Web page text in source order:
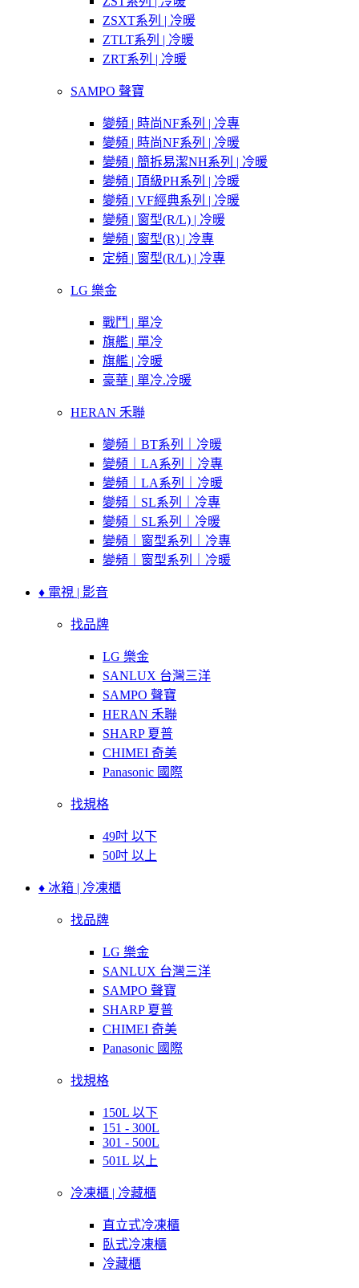
ZSXT系列 | 冷暖
ZTLT系列 | 冷暖
ZRT系列 | 冷暖
SAMPO 聲寶
變頻 | 時尚NF系列 | 冷專
變頻 | 時尚NF系列 | 冷暖
變頻 | 簡拆易潔NH系列 | 冷暖
變頻 | 頂級PH系列 | 冷暖
變頻 | VF經典系列 | 冷暖
變頻 | 窗型(R/L) | 冷暖
變頻 | 窗型(R) | 冷專
定頻 | 窗型(R/L) | 冷專
LG 樂金
戰鬥 | 單冷
旗艦 | 單冷
旗艦 | 冷暖
豪華 | 單冷.冷暖
HERAN 禾聯
變頻｜BT系列｜冷暖
變頻｜LA系列｜冷專
變頻｜LA系列｜冷暖
變頻｜SL系列｜冷專
變頻｜SL系列｜冷暖
變頻｜窗型系列｜冷專
變頻｜窗型系列｜冷暖
♦ 電視 | 影音
找品牌
LG 樂金
SANLUX 台灣三洋
SAMPO 聲寶
HERAN 禾聯
SHARP 夏普
CHIMEI 奇美
Panasonic 國際
找規格
49吋 以下
50吋 以上
♦ 冰箱 | 冷凍櫃
找品牌
LG 樂金
SANLUX 台灣三洋
SAMPO 聲寶
SHARP 夏普
CHIMEI 奇美
Panasonic 國際
找規格
150L 以下
151 - 300L
301 - 500L
501L 以上
冷凍櫃 | 冷藏櫃
直立式冷凍櫃
臥式冷凍櫃
冷藏櫃